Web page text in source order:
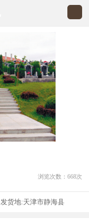
浏览次数： 668次
发货地:天津市静海县